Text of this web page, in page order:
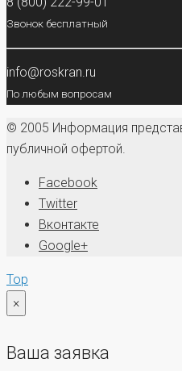
Звонок бесплатный
info@roskran.ru
По любым вопросам
© 2005 Информация
публичной офертой.
Facebook
Twitter
Вконтакте
Google+
Top
×
Ваша заявка